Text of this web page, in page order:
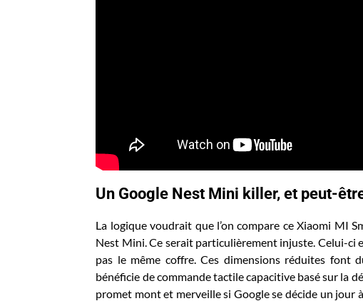
Un Google Nest Mini killer, et peut-
La logique voudrait que l’on compare ce Xiaomi MI
Nest Mini. Ce serait particulièrement injuste. Celui-ci
pas le même coffre. Ces dimensions réduites font
bénéficie de commande tactile capacitive basé sur la
promet mont et merveille si Google se décide un jour